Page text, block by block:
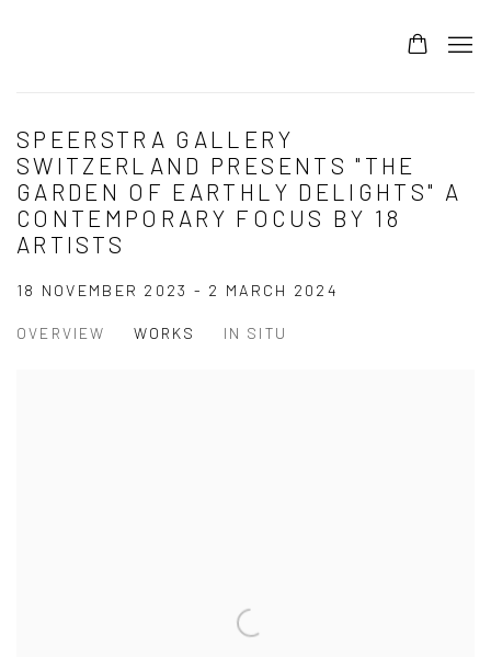
SPEERSTRA GALLERY
SWITZERLAND PRESENTS "THE
GARDEN OF EARTHLY DELIGHTS" A
CONTEMPORARY FOCUS BY 18
ARTISTS
18 NOVEMBER 2023 - 2 MARCH 2024
OVERVIEW WORKS IN SITU